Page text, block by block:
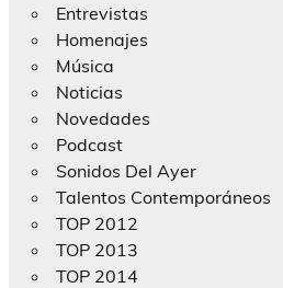
Entrevistas
Homenajes
Música
Noticias
Novedades
Podcast
Sonidos Del Ayer
Talentos Contemporáneos
TOP 2012
TOP 2013
TOP 2014